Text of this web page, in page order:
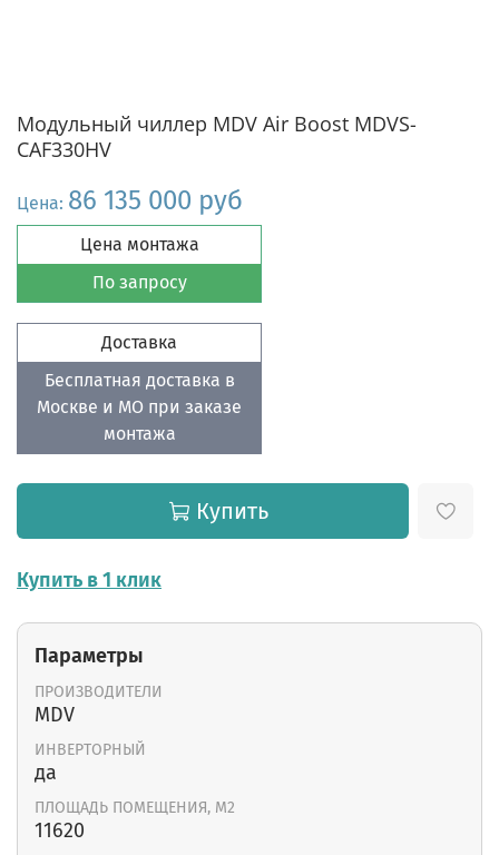
Модульный чиллер MDV Air Boost MDVS-
CAF330HV
Цена: 86 135 000 руб
Цена монтажа
По запросу
Доставка
Бесплатная доставка в
Москве и МО при заказе
монтажа
Купить
Купить в 1 клик
Параметры
ПРОИЗВОДИТЕЛИ
MDV
ИНВЕРТОРНЫЙ
да
ПЛОЩАДЬ ПОМЕЩЕНИЯ, М2
11620